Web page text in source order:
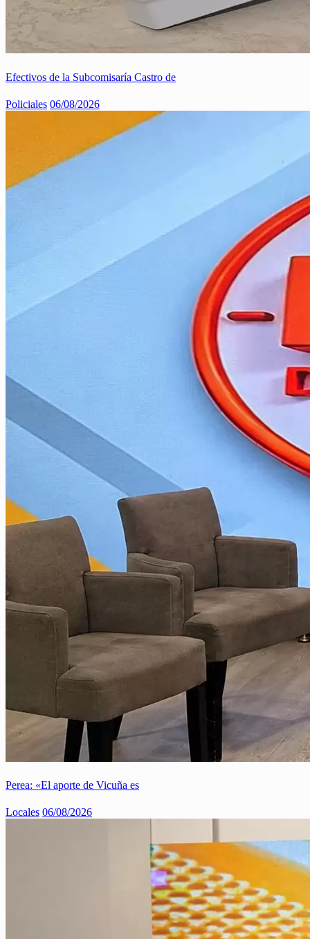
Efectivos de la Subcomisaría Castro de
Policiales 06/08/2026
Perea: «El aporte de Vicuña es
Locales 06/08/2026